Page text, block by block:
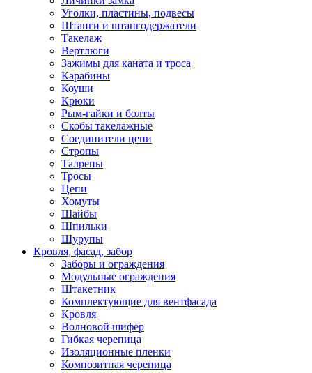
Уголки, пластины, подвесы
Штанги и штангодержатели
Такелаж
Вертлюги
Зажимы для каната и троса
Карабины
Коуши
Крюки
Рым-гайки и болты
Скобы такелажные
Соединители цепи
Стропы
Талрепы
Тросы
Цепи
Хомуты
Шайбы
Шпильки
Шурупы
Кровля, фасад, забор
Заборы и ограждения
Модульные ограждения
Штакетник
Комплектующие для вентфасада
Кровля
Волновой шифер
Гибкая черепица
Изоляционные пленки
Композитная черепица